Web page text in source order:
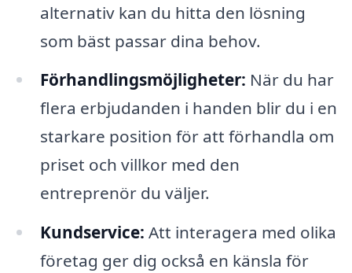
alternativ kan du hitta den lösning
som bäst passar dina behov.
Förhandlingsmöjligheter: När du har
flera erbjudanden i handen blir du i en
starkare position för att förhandla om
priset och villkor med den
entreprenör du väljer.
Kundservice: Att interagera med olika
företag ger dig också en känsla för